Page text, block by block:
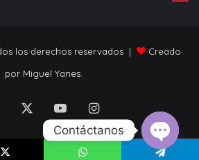
los derechos reservados |
Creado
por Miguel Yanes.
Facebook YouTubeInstagram
Contáctanos
Open